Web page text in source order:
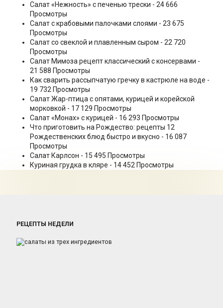
Салат «Нежность» с печенью трески - 24 666
Просмотры
Салат с крабовыми палочками слоями - 23 675
Просмотры
Салат со свеклой и плавленным сыром - 22 720
Просмотры
Салат Мимоза рецепт классический с консервами -
21 588 Просмотры
Как сварить рассыпчатую гречку в кастрюле на воде -
19 732 Просмотры
Салат Жар-птица с опятами, курицей и корейской
морковкой - 17 129 Просмотры
Салат «Монах» с курицей - 16 293 Просмотры
Что приготовить на Рождество: рецепты 12
Рождественских блюд быстро и вкусно - 16 087
Просмотры
Салат Карлсон - 15 495 Просмотры
Куриная грудка в кляре - 14 452 Просмотры
РЕЦЕПТЫ НЕДЕЛИ